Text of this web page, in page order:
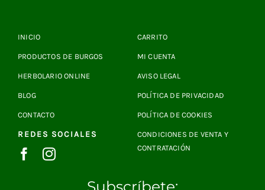
INICIO
PRODUCTOS DE BURGOS
HERBOLARIO ONLINE
BLOG
CONTACTO
REDES SOCIALES
CARRITO
MI CUENTA
AVISO LEGAL
POLÍTICA DE PRIVACIDAD
POLÍTICA DE COOKIES
CONDICIONES DE VENTA Y
CONTRATACIÓN
Subscríbete: